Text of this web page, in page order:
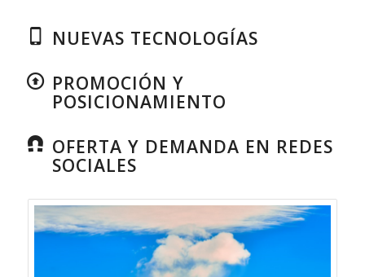
NUEVAS TECNOLOGÍAS
PROMOCIÓN Y
POSICIONAMIENTO
OFERTA Y DEMANDA EN REDES
SOCIALES